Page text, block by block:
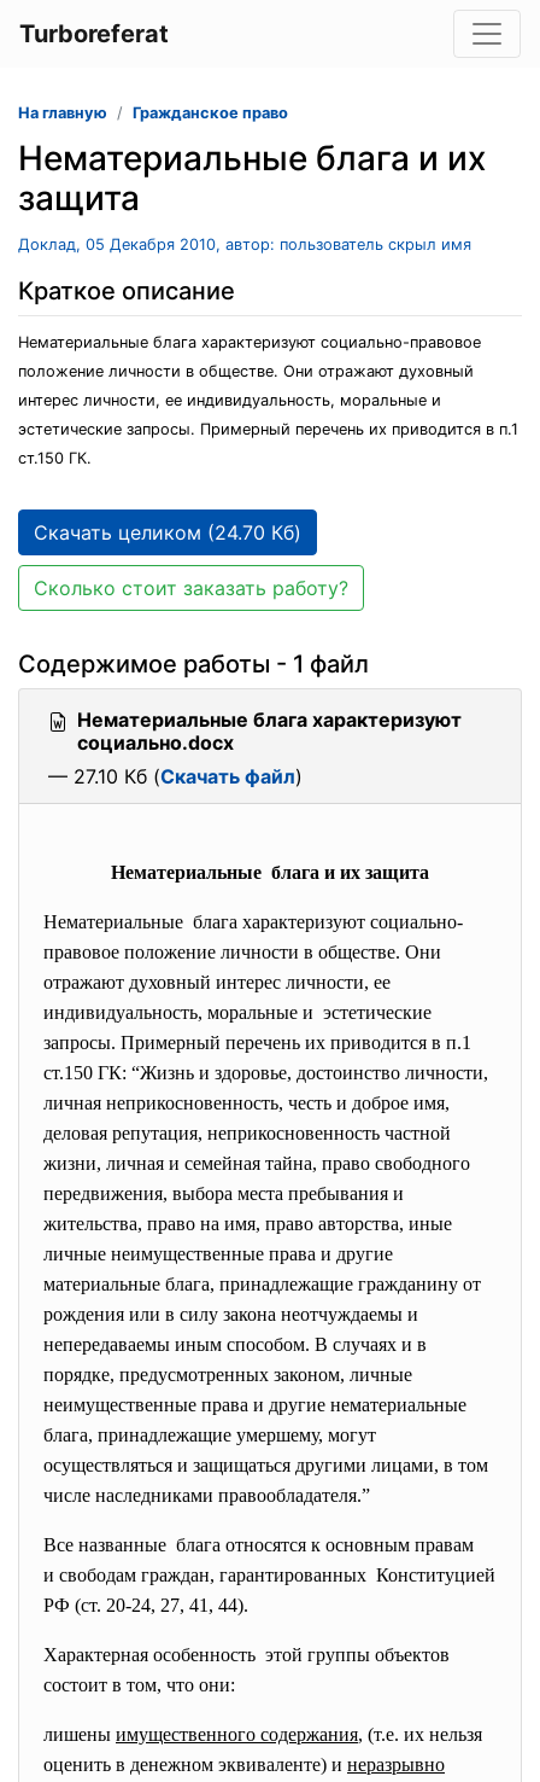
Turboreferat
На главную Гражданское право
Нематериальные блага и их
защита
Доклад, 05 Декабря 2010, автор: пользователь скрыл имя
Краткое описание
Нематериальные блага характеризуют социально-правовое
положение личности в обществе. Они отражают духовный
интерес личности, ее индивидуальность, моральные и
эстетические запросы. Примерный перечень их приводится в п.1
ст.150 ГК.
Скачать целиком (24.70 Кб)
Сколько стоит заказать работу?
Содержимое работы - 1 файл
Нематериальные блага характеризуют
социально.docx
— 27.10 Кб (Скачать файл)
Нематериальные блага и их защита
Нематериальные блага характеризуют социально-
правовое положение личности в обществе. Они
отражают духовный интерес личности, ее
индивидуальность, моральные и эстетические
запросы. Примерный перечень их приводится в п.1
ст.150 ГК: “Жизнь и здоровье, достоинство личности,
личная неприкосновенность, честь и доброе имя,
деловая репутация, неприкосновенность частной
жизни, личная и семейная тайна, право свободного
передвижения, выбора места пребывания и
жительства, право на имя, право авторства, иные
личные неимущественные права и другие
материальные блага, принадлежащие гражданину от
рождения или в силу закона неотчуждаемы и
непередаваемы иным способом. В случаях и в
порядке, предусмотренных законом, личные
неимущественные права и другие нематериальные
блага, принадлежащие умершему, могут
осуществляться и защищаться другими лицами, в том
числе наследниками правообладателя.”
Все названные блага относятся к основным правам
и свободам граждан, гарантированных Конституцией
РФ (ст. 20-24, 27, 41, 44).
Характерная особенность этой группы объектов
состоит в том, что они:
лишены имущественного содержания, (т.е. их нельзя
оценить в денежном эквиваленте) и неразрывно